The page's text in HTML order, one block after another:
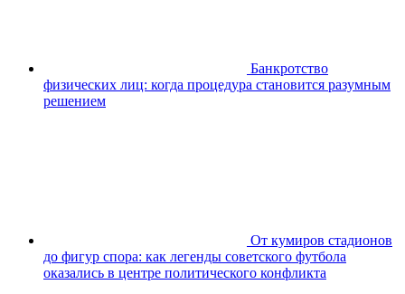
Банкротство
физических лиц: когда процедура становится разумным
решением
От кумиров стадионов
до фигур спора: как легенды советского футбола
оказались в центре политического конфликта